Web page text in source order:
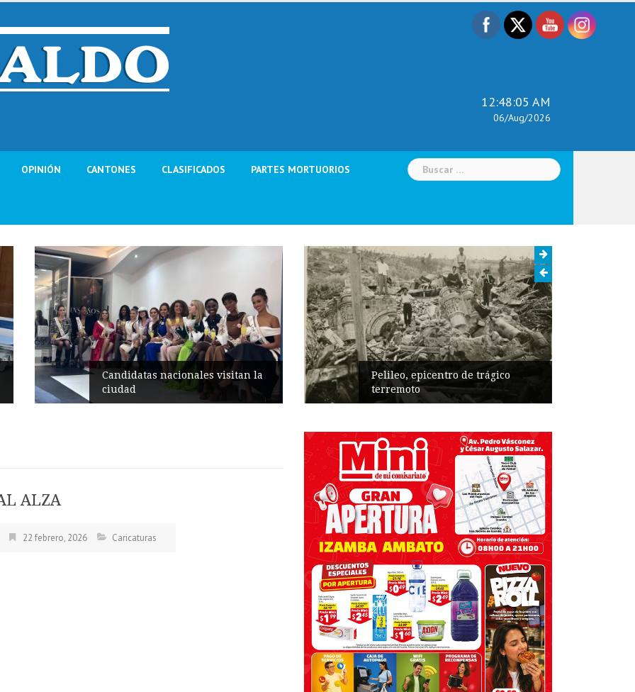
12:48:07 AM
06/Aug/2026
OPINIÓN CANTONES CLASIFICADOS PARTES MORTUORIOS Buscar:
Candidatas nacionales visitan la
ciudad
Pelileo, epicentro de trágico
terremoto
ALZA
22 febrero, 2026 Caricaturas